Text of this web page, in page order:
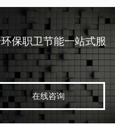
保职卫节能一站式服
在线咨询